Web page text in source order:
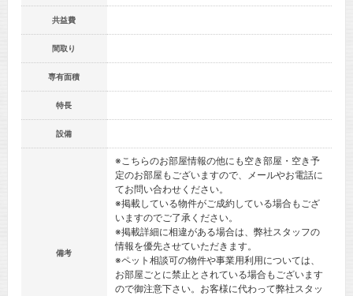
共益費
間取り
専有面積
特長
設備
備考
※こちらのお部屋情報の他にも空き部屋・空き予
定のお部屋もございますので、メールやお電話に
てお問い合わせください。
※掲載している物件がご成約している場合もござ
いますのでご了承ください。
※掲載詳細に相違がある場合は、弊社スタッフの
情報を優先させていただきます。
※ペット相談可の物件や事業用利用については、
お部屋ごとに禁止とされている場合もございます
ので御注意下さい。お客様に代わって弊社スタッ